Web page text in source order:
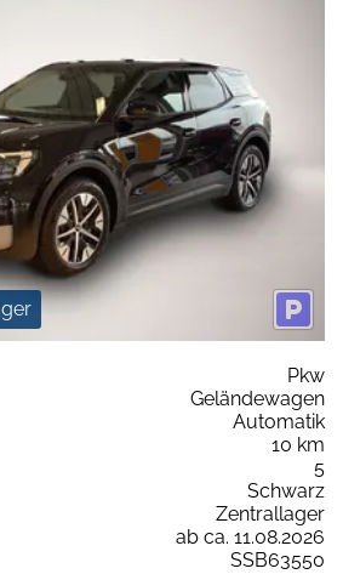
Pkw
Geländewagen
Automatik
10 km
5
Schwarz
Zentrallager
ab ca. 11.08.2026
SSB63550